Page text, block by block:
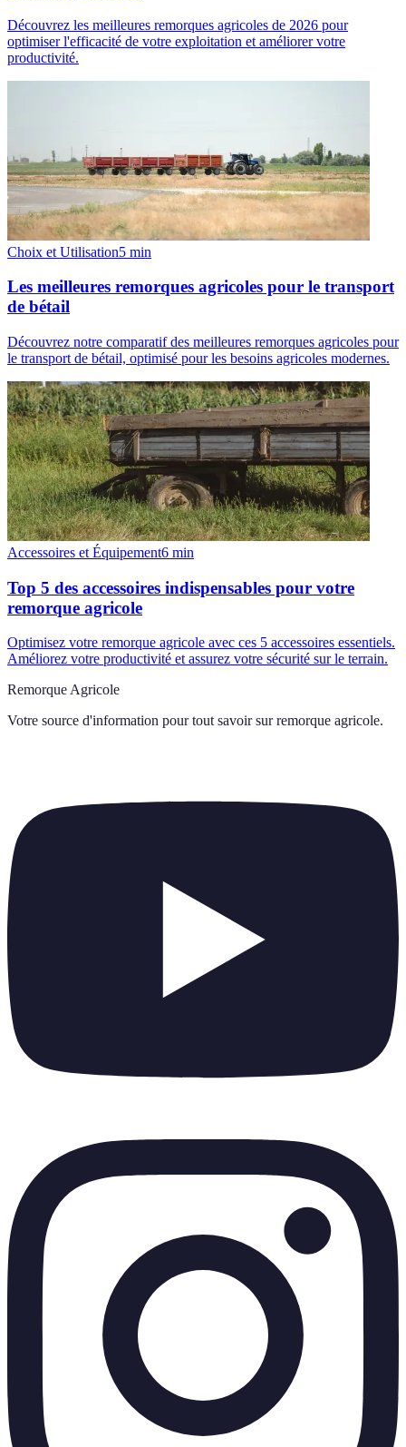
Découvrez les meilleures remorques agricoles de 2026 pour
optimiser l'efficacité de votre exploitation et améliorer votre
productivité.
Choix et Utilisation5 min
Les meilleures remorques agricoles pour le transport
de bétail
Découvrez notre comparatif des meilleures remorques agricoles pour
le transport de bétail, optimisé pour les besoins agricoles modernes.
Accessoires et Équipement6 min
Top 5 des accessoires indispensables pour votre
remorque agricole
Optimisez votre remorque agricole avec ces 5 accessoires essentiels.
Améliorez votre productivité et assurez votre sécurité sur le terrain.
Remorque Agricole
Votre source d'information pour tout savoir sur remorque agricole.